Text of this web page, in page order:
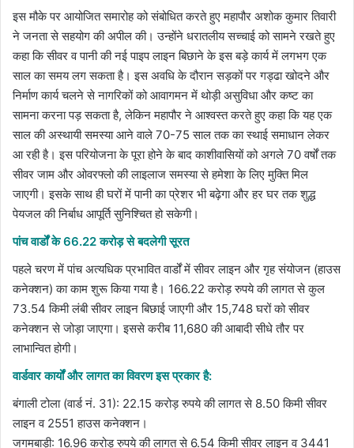
इस मौके पर आयोजित समारोह को संबोधित करते हुए महापौर अशोक कुमार तिवारी
ने जनता से सहयोग की अपील की। उन्होंने धरातलीय सच्चाई को सामने रखते हुए
कहा कि सीवर व पानी की नई पाइप लाइन बिछाने के इस बड़े कार्य में लगभग एक
साल का समय लग सकता है। इस अवधि के दौरान सड़कों पर गड्ढा खोदने और
निर्माण कार्य चलने से नागरिकों को आवागमन में थोड़ी असुविधा और कष्ट का
सामना करना पड़ सकता है, ​लेकिन महापौर ने आश्वस्त करते हुए कहा कि यह एक
साल की अस्थायी समस्या आने वाले 70-75 साल तक का स्थाई समाधान लेकर
आ रही है। इस परियोजना के पूरा होने के बाद काशीवासियों को अगले 70 वर्षों तक
सीवर जाम और ओवरफ्लो की लाइलाज समस्या से हमेशा के लिए मुक्ति मिल
जाएगी। इसके साथ ही घरों में पानी का प्रेशर भी बढ़ेगा और हर घर तक शुद्ध
पेयजल की निर्बाध आपूर्ति सुनिश्चित हो सकेगी।
पांच वार्डों के 66.22 करोड़ से बदलेगी सूरत
पहले चरण में पांच अत्यधिक प्रभावित वार्डों में सीवर लाइन और गृह संयोजन (हाउस
कनेक्शन) का काम शुरू किया गया है। 166.22 करोड़ रुपये की लागत से कुल
73.54 किमी लंबी सीवर लाइन बिछाई जाएगी और 15,748 घरों को सीवर
कनेक्शन से जोड़ा जाएगा। इससे करीब 11,680 की आबादी सीधे तौर पर
लाभान्वित होगी।
​वार्डवार कार्यों और लागत का विवरण इस प्रकार है:
बंगाली टोला (वार्ड नं. 31): 22.15 करोड़ रुपये की लागत से 8.50 किमी सीवर
लाइन व 2551 हाउस कनेक्शन।
​जगमबाड़ी: 16.96 करोड़ रुपये की लागत से 6.54 किमी सीवर लाइन व 3441